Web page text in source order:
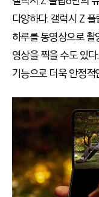
다양하다.갤럭시 Z플
하루를 동영상으로 촬
영상을 찍을 수도 있다.
기능으로 더욱 안정